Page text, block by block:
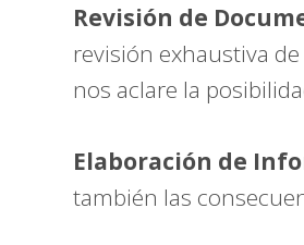
Revisión de
revisión exhaustiva
nos aclare la
Elaboración de
también las